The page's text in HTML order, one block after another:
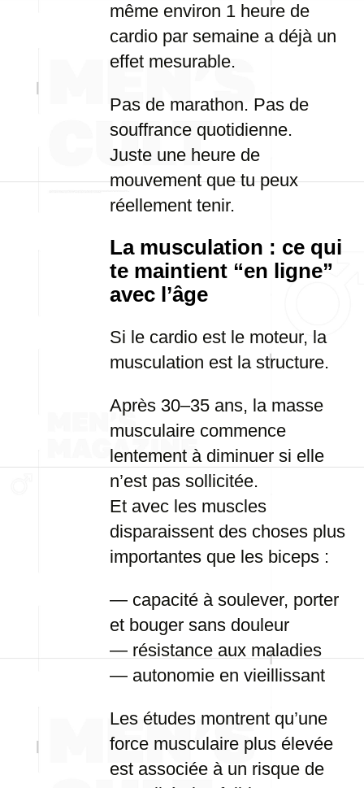
même environ 1 heure de
cardio par semaine a déjà un
effet mesurable.
Pas de marathon. Pas de
souffrance quotidienne.
Juste une heure de
mouvement que tu peux
réellement tenir.
La musculation : ce qui
te maintient “en ligne”
avec l’âge
Si le cardio est le moteur, la
musculation est la structure.
Après 30–35 ans, la masse
musculaire commence
lentement à diminuer si elle
n’est pas sollicitée.
Et avec les muscles
disparaissent des choses plus
importantes que les biceps :
— capacité à soulever, porter
et bouger sans douleur
— résistance aux maladies
— autonomie en vieillissant
Les études montrent qu’une
force musculaire plus élevée
est associée à un risque de